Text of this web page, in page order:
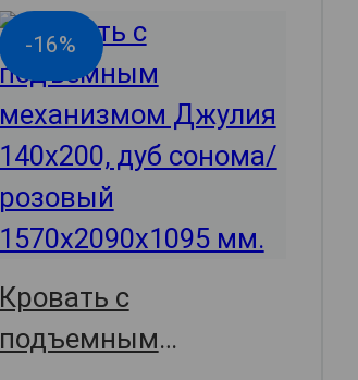
-16%
Кровать с
подъемным